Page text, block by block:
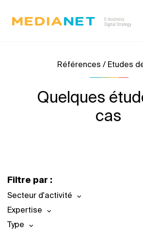
Références / Etudes
Quelques
cas
Filtre par :
Secteur d'activité
Expertise
Type